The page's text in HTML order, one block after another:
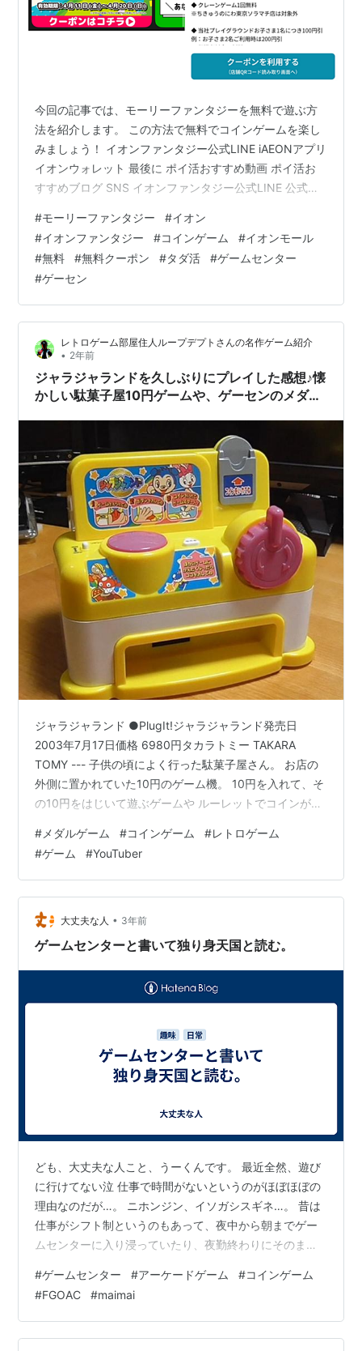
今回の記事では、モーリーファンタジーを無料で遊ぶ方
法を紹介します。 この方法で無料でコインゲームを楽し
みましょう！ イオンファンタジー公式LINE iAEONアプリ
イオンウォレット 最後に ポイ活おすすめ動画 ポイ活お
すすめブログ SNS イオンファンタジー公式LINE 公式
メダルのクーポンが配布されています。 また初回限定で
アンケートに回答すると、メダルやよくばりパスなどの
割引を受けられるクーポンが貰えます。 LINE追加はこち
ら↓↓ https://liff.line.me/1654883387-
DxN9w07M/c/01JQZK9K…
#モーリーファンタジー #イオン
#イオンファンタジー #コインゲーム #イオンモール
#無料 #無料クーポン #タダ活 #ゲームセンター
#ゲーセン
レトロゲーム部屋住人ループデプトさんの名作ゲーム紹介
• 2年前
ジャラジャランドを久しぶりにプレイした感想♪懐
かしい駄菓子屋10円ゲームや、ゲーセンのメダル
ジャラジャランド ●PlugIt!ジャラジャランド発売日
2003年7月17日価格 6980円タカラトミー TAKARA
TOMY --- 子供の頃によく行った駄菓子屋さん。 お店の
外側に置かれていた10円のゲーム機。 10円を入れて、そ
の10円をはじいて遊ぶゲームや ルーレットでコインがい
駄菓子屋ゲーム機。 タカラさんが今から20年以上前に発
売したテレビゲーム系玩具、ジャラジャランド。 テレビ
に繋げて遊ぶ10種類のメダルゲームが収録されていて、
実際にメダルをこのゲーム機に投入して遊び、 ゲームに
勝つとジャラジャラとメダルが出てくる… 唯一…
# メダルゲーム #コインゲーム #レトロゲーム
#ゲーム #YouTuber
大丈夫な人 • 3年前
ゲームセンターと書いて独り身天国と読む。
ども、大丈夫な人こと、うーくんです。 最近全然、遊び
に行けてない泣 仕事で時間がないというのがほぼほぼの
理由なのだが…。 ニホンジン、イソガシスギネ…。 昔は
仕事がシフト制というのもあって、夜中から朝までゲー
ムセンターに入り浸っていたり、夜勤終わりにそのまま
(あれ?ゲームセンターしか行ってない。あれ？) 最近で
は、ゲームセンターや漫喫にも一ヶ月ぐらい行けてない
ですね。 そういえば、ゲームセンターに行ったときのル
ーティンって大体皆さん決まってますよね。私の場合
#ゲームセンター #アーケードゲーム #コインゲーム
#FGOAC #maimai